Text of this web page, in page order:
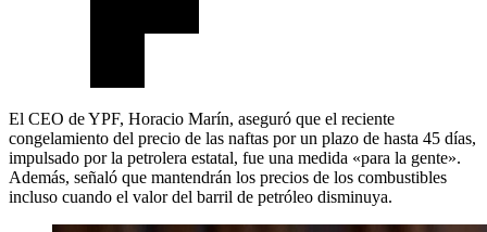
El CEO de YPF, Horacio Marín, aseguró que el reciente
congelamiento del precio de las naftas por un plazo de hasta 45 días,
impulsado por la petrolera estatal, fue una medida «para la gente».
Además, señaló que mantendrán los precios de los combustibles
incluso cuando el valor del barril de petróleo disminuya.